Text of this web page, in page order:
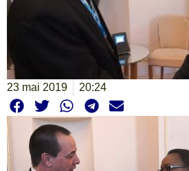
23 mai 2019 20:24